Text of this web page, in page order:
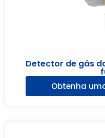
Detector de gás
Obtenha